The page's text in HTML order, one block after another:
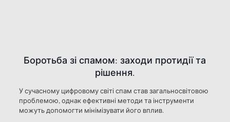
Боротьба зі спамом: заходи протидії та
рішення.
У сучасному цифровому світі спам став загальносвітовою
проблемою, однак ефективні методи та інструменти
можуть допомогти мінімізувати його вплив.